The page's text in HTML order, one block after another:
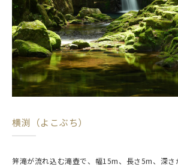
横渕（よこぶち）
笄滝が流れ込む滝壺で、幅15m、長さ5m、深さ